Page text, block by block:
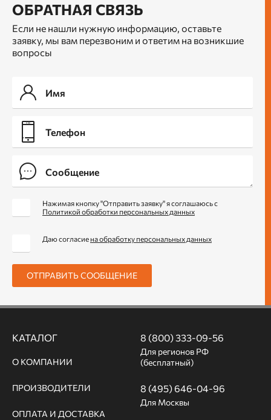
ОБРАТНАЯ СВЯЗЬ
Если не нашли нужную информацию, оставьте
заявку, мы вам перезвоним и ответим на возникшие
вопросы
Нажимая кнопку "Отправить заявку" я соглашаюсь с
Политикой обработки персональных данных
Даю согласие на обработку персональных данных
ОТПРАВИТЬ СООБЩЕНИЕ
КАТАЛОГ
О КОМПАНИИ
ПРОИЗВОДИТЕЛИ
ОПЛАТА И ДОСТАВКА
8 (800) 333-09-56
Для регионов РФ
(бесплатный)
8 (495) 646-04-96
Для Москвы